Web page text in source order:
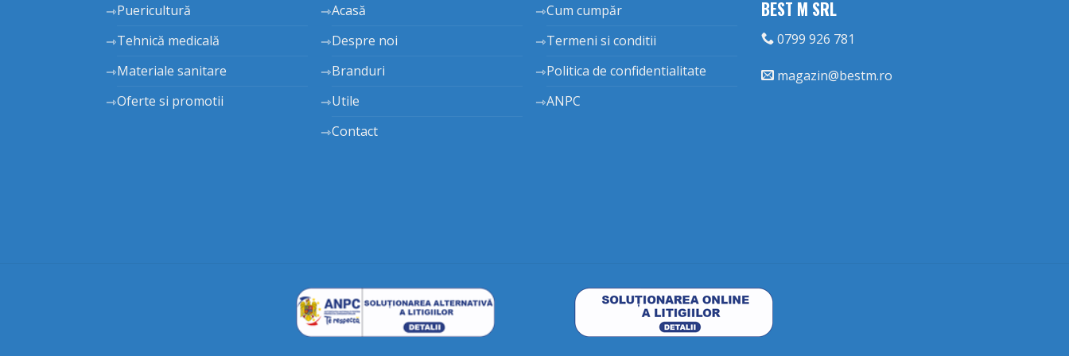
Puericultură
Tehnică medicală
Materiale sanitare
Oferte si promotii
Acasă
Despre noi
Branduri
Utile
Contact
Cum cumpăr
Termeni si conditii
Politica de confidentialitate
ANPC
BEST M SRL
0799 926 781
magazin@bestm.ro